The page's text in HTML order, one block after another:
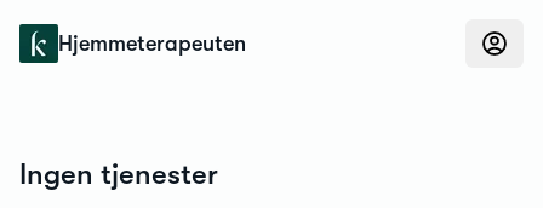
Hjemmeterapeuten
Ingen tjenester